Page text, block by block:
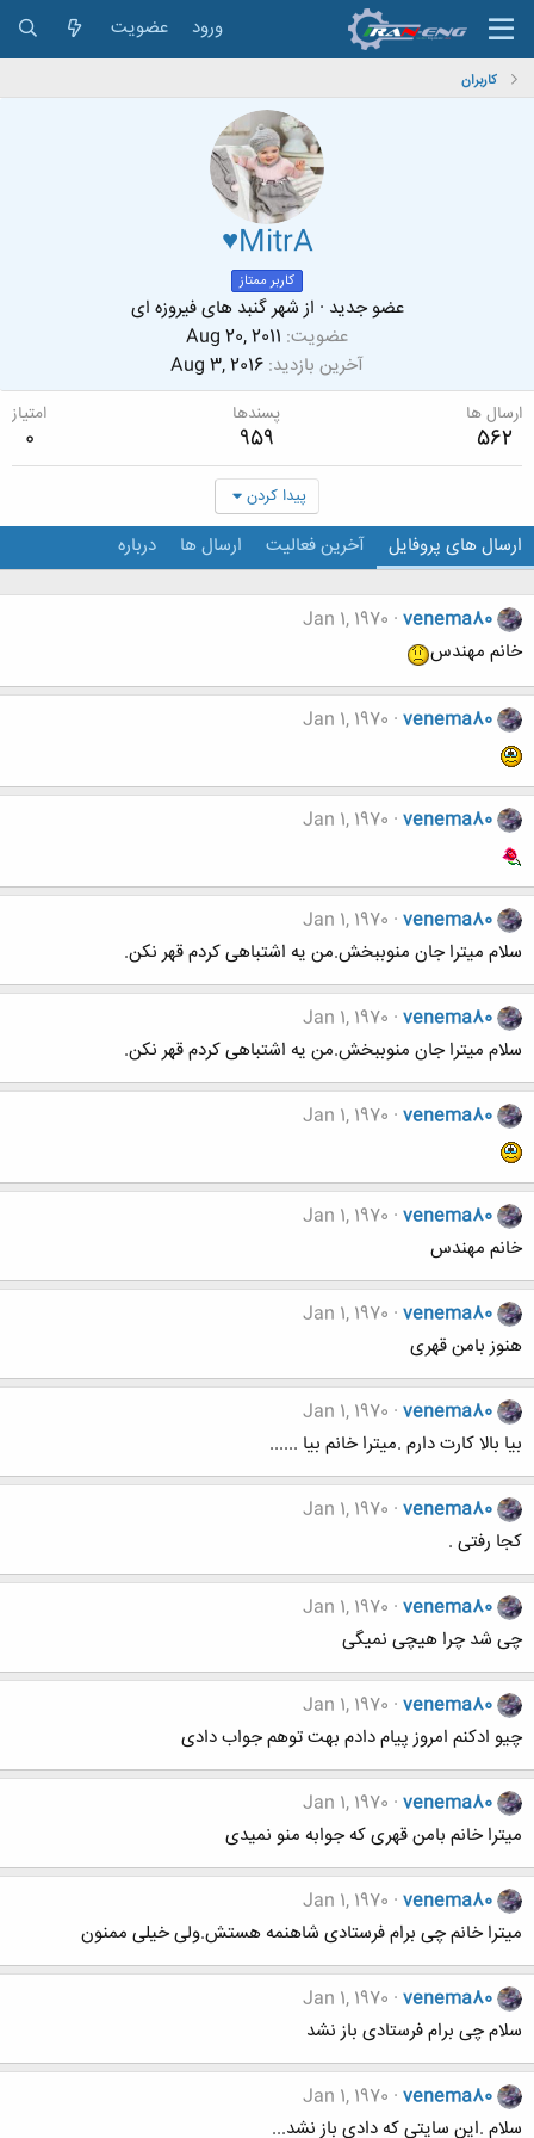
ورود عضویت
کاربران
♥MitrA
کاربر ممتاز
عضو جدید · ازشهر گنبد های فیروزه ای
عضویت Aug 20, 2011
آخرین بازدید Aug 3, 2016
ارسال ها
562
پسندها
959
امتیاز
0
پیدا کردن
ارسال های پروفایل آخرین فعالیت ارسال ها درباره
venema80
Jan 1, 1970
خانم مهندس
venema80
Jan 1, 1970
venema80
Jan 1, 1970
venema80
Jan 1, 1970
سلام میترا جان منوببخش.من یه اشتباهی کردم قهر نکن.
venema80
Jan 1, 1970
سلام میترا جان منوببخش.من یه اشتباهی کردم قهر نکن.
venema80
Jan 1, 1970
venema80
Jan 1, 1970
خانم مهندس
venema80
Jan 1, 1970
هنوز بامن قهری
venema80
Jan 1, 1970
بیا بالا کارت دارم .میترا خانم بیا ......
venema80
Jan 1, 1970
کجا رفتی .
venema80
Jan 1, 1970
چی شد چرا هیچی نمیگی
venema80
Jan 1, 1970
چیو ادکنم امروز پیام دادم بهت توهم جواب دادی
venema80
Jan 1, 1970
میترا خانم بامن قهری که جوابه منو نمیدی
venema80
Jan 1, 1970
میترا خانم چی برام فرستادی شاهنمه هستش.ولی خیلی ممنون
venema80
Jan 1, 1970
سلام چی برام فرستادی باز نشد
venema80
Jan 1, 1970
سلام .این سایتی که دادی باز نشد...